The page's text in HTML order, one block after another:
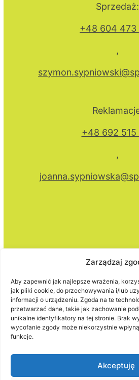
Zarządzaj
Aby zapewnić jak najlepsze wrażenia,
jak pliki cookie, do przechowywania i/lub
informacji o urządzeniu. Zgoda na te
przetwarzać dane, takie jak zachowanie
unikalne identyfikatory na tej stronie. Brak
wycofanie zgody może niekorzystnie
funkcje.
Akceptuję
Sprzedaż:
+48 604 473
,
+48 692 515
,
Polityka